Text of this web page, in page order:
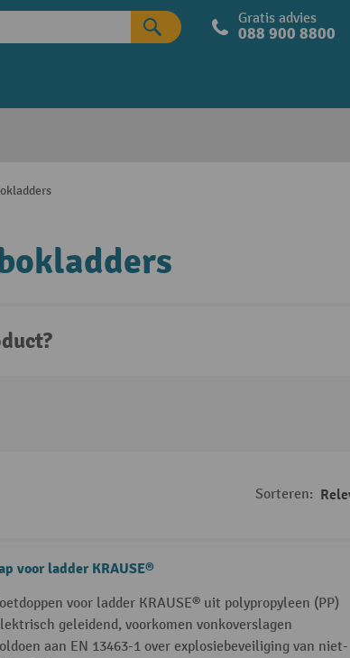
Gratis advies
088 900 8800
Sorteren:
voor ladder KRAUSE®
voor ladder KRAUSE® uit polypropyleen (PP)
geleidend, voorkomen vonkoverslagen
aan EN 13463-1 over explosiebeveiliging van niet-